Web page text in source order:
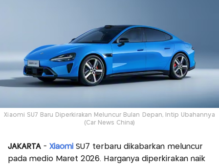
Xiaomi SU7 Baru Diperkirakan Meluncur Bulan Depan, Intip Ubahannya
(Car News China)
JAKARTA- XiaomiSU7 terbaru dikabarkan meluncur
pada medio Maret 2026. Harganya diperkirakan naik